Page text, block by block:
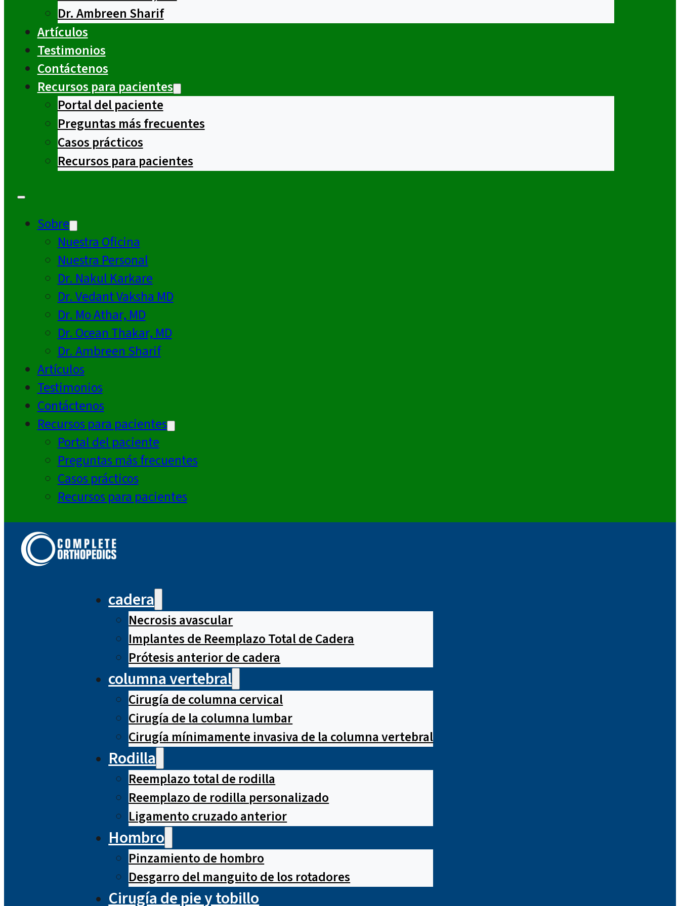
Dr. Ambreen Sharif
Artículos
Testimonios
Contáctenos
Recursos para pacientes
Portal del paciente
Preguntas más frecuentes
Casos prácticos
Recursos para pacientes
Sobre
Nuestra Oficina
Nuestra Personal
Dr. Nakul Karkare
Dr. Vedant Vaksha MD
Dr. Mo Athar, MD
Dr. Ocean Thakar, MD
Dr. Ambreen Sharif
Artículos
Testimonios
Contáctenos
Recursos para pacientes
Portal del paciente
Preguntas más frecuentes
Casos prácticos
Recursos para pacientes
cadera
Necrosis avascular
Implantes de Reemplazo Total de Cadera
Prótesis anterior de cadera
columna vertebral
Cirugía de columna cervical
Cirugía de la columna lumbar
Cirugía mínimamente invasiva de la columna vertebral
Rodilla
Reemplazo total de rodilla
Reemplazo de rodilla personalizado
Ligamento cruzado anterior
Hombro
Pinzamiento de hombro
Desgarro del manguito de los rotadores
Cirugía de pie y tobillo